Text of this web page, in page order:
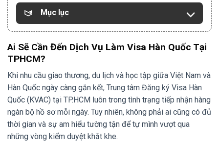
Mục lục
Ai Sẽ Cần Đến Dịch Vụ Làm Visa Hàn Quốc Tại
TPHCM?
Khi nhu cầu giao thương, du lịch và học tập giữa Việt Nam và
Hàn Quốc ngày càng gắn kết, Trung tâm Đăng ký Visa Hàn
Quốc (KVAC) tại TP.HCM luôn trong tình trạng tiếp nhận hàng
ngàn bộ hồ sơ mỗi ngày. Tuy nhiên, không phải ai cũng có đủ
thời gian và sự am hiểu tường tận để tự mình vượt qua
những vòng kiểm duyệt khắt khe.